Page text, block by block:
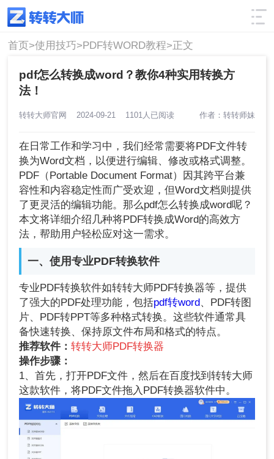
使用技巧 筛选
首页>使用技巧>PDF转WORD教程>正文
pdf怎么转换成word？教你4种实用转换方
法！
转转大师官网 2024-09-21 1101人已阅读 作者：转转师妹
在日常工作和学习中，我们经常需要将PDF文件转
换为Word文档，以便进行编辑、修改或格式调整。
PDF（Portable Document Format）因其跨平台兼
容性和内容稳定性而广受欢迎，但Word文档则提供
了更灵活的编辑功能。那么pdf怎么转换成word呢？
本文将详细介绍几种将PDF转换成Word的高效方
法，帮助用户轻松应对这一需求。
一、使用专业PDF转换软件
专业PDF转换软件如转转大师PDF转换器等，提供
了强大的PDF处理功能，包括pdf转word 、PDF转图
片、PDF转PPT等多种格式转换。这些软件通常具
备快速转换、保持原文件布局和格式的特点。
推荐软件：转转大师PDF转换器
操作步骤：
1、首先，打开PDF文件，然后在百度找到转转大师
这款软件，将PDF文件拖入PDF转换器软件中。